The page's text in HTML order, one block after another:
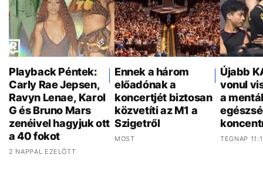
Playback Péntek:
Carly Rae Jepsen,
Ravyn Lenae, Karol
G és Bruno Mars
zenéivel hagyjuk ott
a 40 fokot
2 NAPPAL EZELŐTT
Ennek a három
előadónak a
koncertjét biztosan
közvetíti az M1 a
Szigetről
MOST
Újabb
vonul
a
TEGNAP